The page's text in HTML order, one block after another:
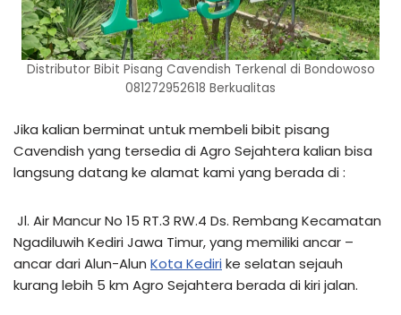
Distributor Bibit Pisang Cavendish Terkenal di Bondowoso
081272952618 Berkualitas
Jika kalian berminat untuk membeli bibit pisang
Cavendish yang tersedia di Agro Sejahtera kalian bisa
langsung datang ke alamat kami yang berada di :
Jl. Air Mancur No 15 RT.3 RW.4 Ds. Rembang Kecamatan
Ngadiluwih Kediri Jawa Timur, yang memiliki ancar –
ancar dari Alun-Alun Kota Kediri ke selatan sejauh
kurang lebih 5 km Agro Sejahtera berada di kiri jalan.